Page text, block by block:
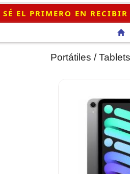
Portátiles / Tablets